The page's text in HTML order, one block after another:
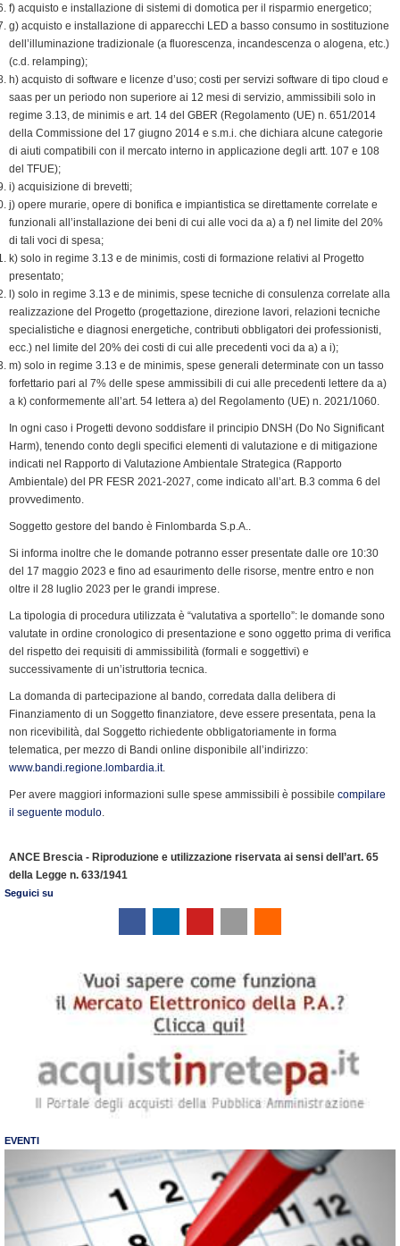
f) acquisto e installazione di sistemi di domotica per il risparmio energetico;
g) acquisto e installazione di apparecchi LED a basso consumo in sostituzione
dell’illuminazione tradizionale (a fluorescenza, incandescenza o alogena, etc.)
(c.d. relamping);
h) acquisto di software e licenze d’uso; costi per servizi software di tipo cloud e
saas per un periodo non superiore ai 12 mesi di servizio, ammissibili solo in
regime 3.13, de minimis e art. 14 del GBER (Regolamento (UE) n. 651/2014
della Commissione del 17 giugno 2014 e s.m.i. che dichiara alcune categorie
di aiuti compatibili con il mercato interno in applicazione degli artt. 107 e 108
del TFUE);
i) acquisizione di brevetti;
j) opere murarie, opere di bonifica e impiantistica se direttamente correlate e
funzionali all’installazione dei beni di cui alle voci da a) a f) nel limite del 20%
di tali voci di spesa;
k) solo in regime 3.13 e de minimis, costi di formazione relativi al Progetto
presentato;
l) solo in regime 3.13 e de minimis, spese tecniche di consulenza correlate alla
realizzazione del Progetto (progettazione, direzione lavori, relazioni tecniche
specialistiche e diagnosi energetiche, contributi obbligatori dei professionisti,
ecc.) nel limite del 20% dei costi di cui alle precedenti voci da a) a i);
m) solo in regime 3.13 e de minimis, spese generali determinate con un tasso
forfettario pari al 7% delle spese ammissibili di cui alle precedenti lettere da a)
a k) conformemente all’art. 54 lettera a) del Regolamento (UE) n. 2021/1060.
In ogni caso i Progetti devono soddisfare il principio DNSH (Do No Significant
Harm), tenendo conto degli specifici elementi di valutazione e di mitigazione
indicati nel Rapporto di Valutazione Ambientale Strategica (Rapporto
Ambientale) del PR FESR 2021-2027, come indicato all’art. B.3 comma 6 del
provvedimento.
Soggetto gestore del bando è Finlombarda S.p.A..
Si informa inoltre che le domande potranno esser presentate dalle ore 10:30
del 17 maggio 2023 e fino ad esaurimento delle risorse, mentre entro e non
oltre il 28 luglio 2023 per le grandi imprese.
La tipologia di procedura utilizzata è “valutativa a sportello”: le domande sono
valutate in ordine cronologico di presentazione e sono oggetto prima di verifica
del rispetto dei requisiti di ammissibilità (formali e soggettivi) e
successivamente di un’istruttoria tecnica.
La domanda di partecipazione al bando, corredata dalla delibera di
Finanziamento di un Soggetto finanziatore, deve essere presentata, pena la
non ricevibilità, dal Soggetto richiedente obbligatoriamente in forma
telematica, per mezzo di Bandi online disponibile all’indirizzo:
www.bandi.regione.lombardia.it.
Per avere maggiori informazioni sulle spese ammissibili è possibile compilare
il seguente modulo.
ANCE Brescia - Riproduzione e utilizzazione riservata ai sensi dell’art. 65
della Legge n. 633/1941
Seguici su
EVENTI